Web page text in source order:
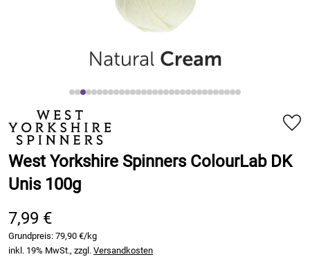
West Yorkshire Spinners ColourLab DK
Unis 100g
7,99 €
Grundpreis: 79,90 €/kg
inkl. 19% MwSt., zzgl. Versandkosten